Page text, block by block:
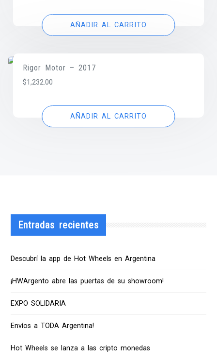
AÑADIR AL CARRITO
Rigor Motor – 2017
$1,232.00
AÑADIR AL CARRITO
Entradas recientes
Descubrí la app de Hot Wheels en Argentina
¡HWArgento abre las puertas de su showroom!
EXPO SOLIDARIA
Envíos a TODA Argentina!
Hot Wheels se lanza a las cripto monedas